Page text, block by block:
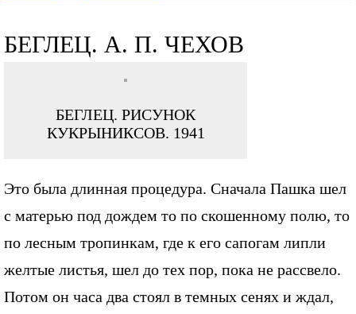
БЕГЛЕЦ. А. П. ЧЕХОВ
БЕГЛЕЦ. РИСУНОК
КУКРЫНИКСОВ. 1941
Это была длинная процедура. Сначала Пашка шел
с матерью под дождем то по скошенному полю, то
по лесным тропинкам, где к его сапогам липли
желтые листья, шел до тех пор, пока не рассвело.
Потом он часа два стоял в темных сенях и ждал,